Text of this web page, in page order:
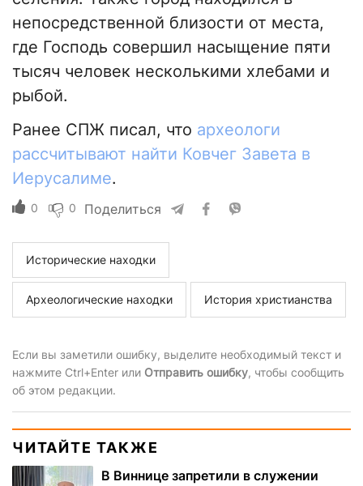
непосредственной близости от места,
где Господь совершил насыщение пяти
тысяч человек несколькими хлебами и
рыбой.
Ранее СПЖ писал, что археологи
рассчитывают найти Ковчег Завета в
Иерусалиме.
0 0 Поделиться
Исторические находки
Археологические находки История христианства
Если вы заметили ошибку, выделите необходимый текст и
нажмите Ctrl+Enter или Отправить ошибку, чтобы сообщить
об этом редакции.
ЧИТАЙТЕ ТАКЖЕ
В Виннице запретили в служении